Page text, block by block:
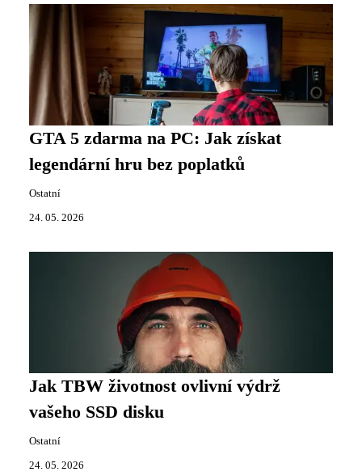
GTA 5 zdarma na PC: Jak získat
legendární hru bez poplatků
Ostatní
24. 05. 2026
Jak TBW životnost ovlivní výdrž
vašeho SSD disku
Ostatní
24. 05. 2026